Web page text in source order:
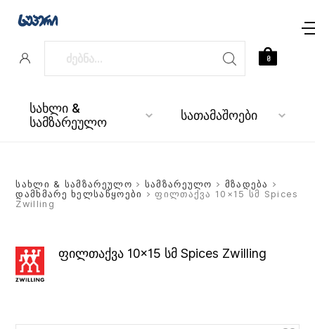
სახლი &
სამზარეულო სათამაშოები
0
სახლი & სამზარეულო > სამზარეულო > მზადება >
დამხმარე ხელსაწყოები > ფილთაქვა 10×15 სმ Spices
Zwilling
ფილთაქვა 10×15 სმ Spices Zwilling